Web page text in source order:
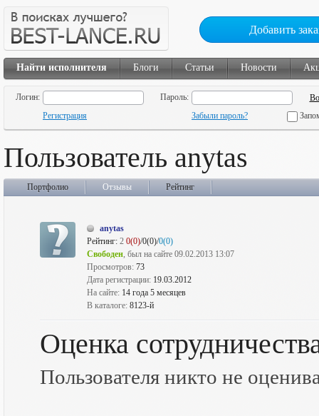
Добавить
Найти исполнителя Блоги Статьи Новости
Логин:
Пароль:
Регистрация
Забыли пароль?
Пользователь anytas
Портфолио Отзывы Рейтинг
anytas
Рейтинг: 2 0(0)/0(0)/0(0)
Свободен, был на сайте 09.02.2013 13:07
Просмотров: 73
Дата регистрации: 19.03.2012
На сайте: 14 года 5 месяцев
В каталоге: 8123-й
Оценка
Пользователя никто не